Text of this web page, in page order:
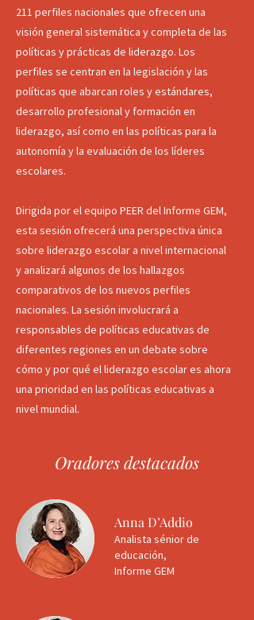
211 perfiles nacionales que ofrecen una
visión general sistemática y completa de las
políticas y prácticas de liderazgo. Los
perfiles se centran en la legislación y las
políticas que abarcan roles y estándares,
desarrollo profesional y formación en
liderazgo, así como en las políticas para la
autonomía y la evaluación de los líderes
escolares.
Dirigida por el equipo PEER del Informe GEM,
esta sesión ofrecerá una perspectiva única
sobre liderazgo escolar a nivel internacional
y analizará algunos de los hallazgos
comparativos de los nuevos perfiles
nacionales. La sesión involucrará a
responsables de políticas educativas de
diferentes regiones en un debate sobre
cómo y por qué el liderazgo escolar es ahora
una prioridad en las políticas educativas a
nivel mundial.
Oradores destacados
Anna D’Addio
Analista sénior de
educación,
Informe GEM